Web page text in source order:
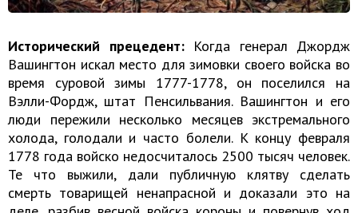
Исторический прецедент:Когда генерал Джордж
Вашингтон искал место для зимовки своего войска во
время суровой зимы 1777-1778, он поселился на
Вэлли-Фордж, штат Пенсильвания. Вашингтон и его
люди пережили несколько месяцев экстремального
холода, голодали и часто болели. К концу февраля
1778 года войско недосчиталось 2500 тысяч человек.
Те что выжили, дали публичную клятву сделать
смерть товарищей ненапрасной и доказали это на